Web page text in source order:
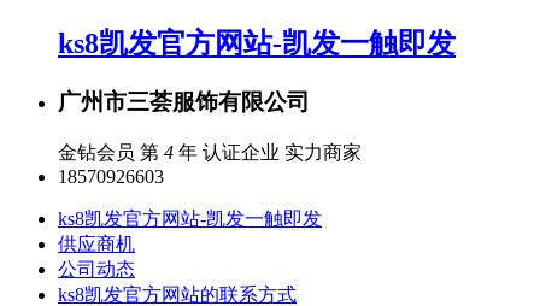
ks8凯发官方网站-凯发一触即发
广州市三荟服饰有限公司
金钻会员 第 4 年 认证企业 实力商家
18570926603
ks8凯发官方网站-凯发一触即发
供应商机
公司动态
ks8凯发官方网站的联系方式